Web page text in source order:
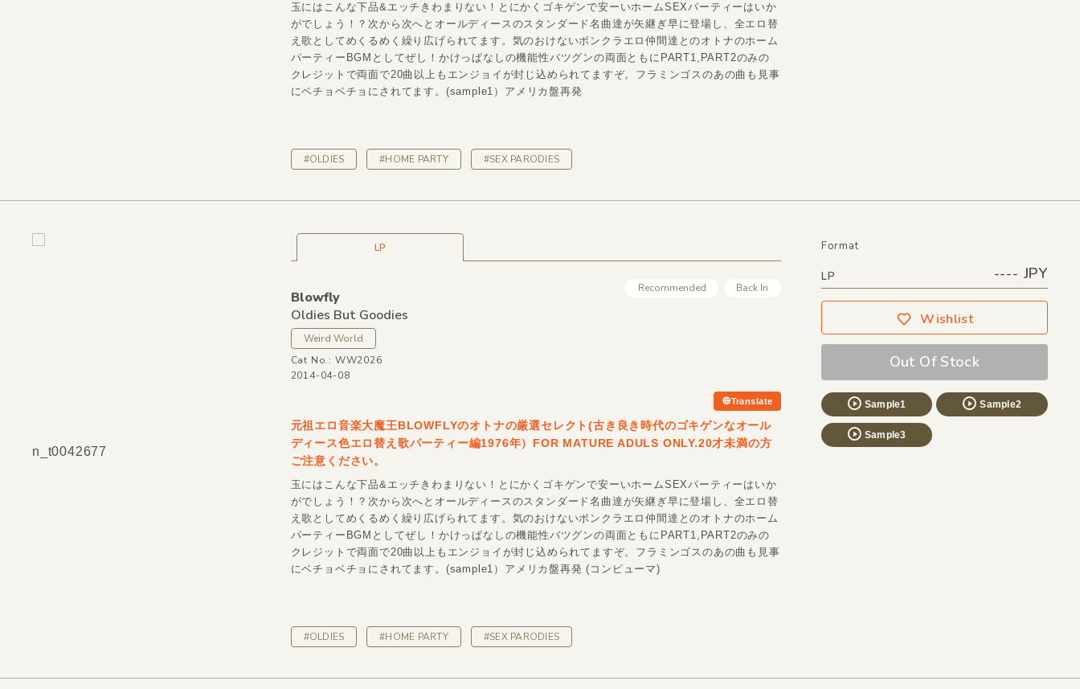
玉にはこんな下品&エッチきわまりない！とにかくゴキゲンで安ーいホームSEXパーティーはいか
がでしょう！？次から次へとオールディースのスタンダード名曲達が矢継ぎ早に登場し、全エロ替
え歌としてめくるめく繰り広げられてます。気のおけないボンクラエロ仲間達とのオトナのホーム
パーティーBGMとしてぜし！かけっぱなしの機能性バツグンの両面ともにPART1,PART2のみの
クレジットで両面で20曲以上もエンジョイが封じ込められてますぞ。フラミンゴスのあの曲も見事
にベチョベチョにされてます。(sample1）アメリカ盤再発
#OLDIES #HOME PARTY #SEX PARODIES
n_t0042677
LP
Recommended Back In
Blowfly
Oldies But Goodies
Weird World
Cat No.: WW2026
2014-04-08
Translate
Format
LP ---- JPY
Wishlist
Out Of Stock
Sample1 Sample2
Sample3
元祖エロ音楽大魔王BLOWFLYのオトナの厳選セレクト(古き良き時代のゴキゲンなオール
ディース色エロ替え歌パーティー編1976年）FOR MATURE ADULS ONLY.20才未満の方
ご注意ください。
玉にはこんな下品&エッチきわまりない！とにかくゴキゲンで安ーいホームSEXパーティーはいか
がでしょう！？次から次へとオールディースのスタンダード名曲達が矢継ぎ早に登場し、全エロ替
え歌としてめくるめく繰り広げられてます。気のおけないボンクラエロ仲間達とのオトナのホーム
パーティーBGMとしてぜし！かけっぱなしの機能性バツグンの両面ともにPART1,PART2のみの
クレジットで両面で20曲以上もエンジョイが封じ込められてますぞ。フラミンゴスのあの曲も見事
にベチョベチョにされてます。(sample1）アメリカ盤再発 (コンピューマ)
#OLDIES #HOME PARTY #SEX PARODIES